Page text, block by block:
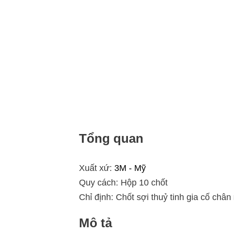
Tổng quan
Xuất xứ: 3M - Mỹ
Quy cách: Hộp 10 chốt
Chỉ định: Chốt sợi thuỷ tinh gia cố
Mô tả